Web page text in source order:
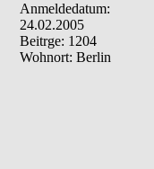
Anmeldedatum:
24.02.2005
Beitrge: 1204
Wohnort: Berlin